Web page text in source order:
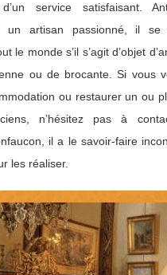
service satisfaisant.
un artisan passionné, il
le monde s’il s’agit d’objet
ou de brocante. Si vous
ou restaurer un ou
n’hésitez pas à
il a le savoir-faire
les réaliser.